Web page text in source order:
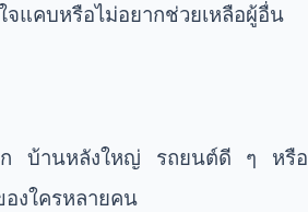
จแคบหรือไม่อยากช่วยเหลือผู้อื่น
อก บ้านหลังใหญ่ รถยนต์ดี ๆ หรือ
งใครหลายคน